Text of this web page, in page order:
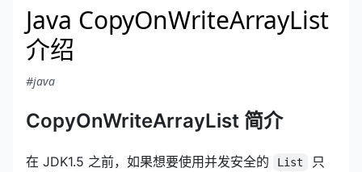
Java CopyOnWriteArrayList
介绍
#java
CopyOnWriteArrayList 简介
在 JDK1.5 之前，如果想要使用并发安全的 List
只